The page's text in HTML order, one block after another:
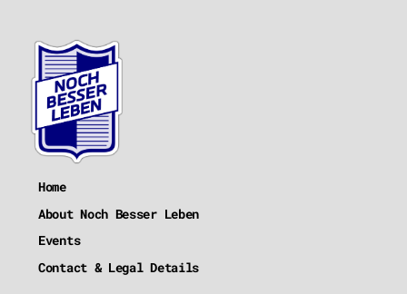
Home
About Noch Besser Leben
Events
Contact & Legal Details